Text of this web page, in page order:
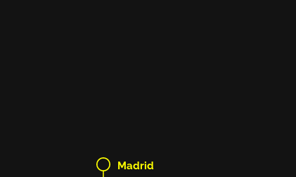
Madrid